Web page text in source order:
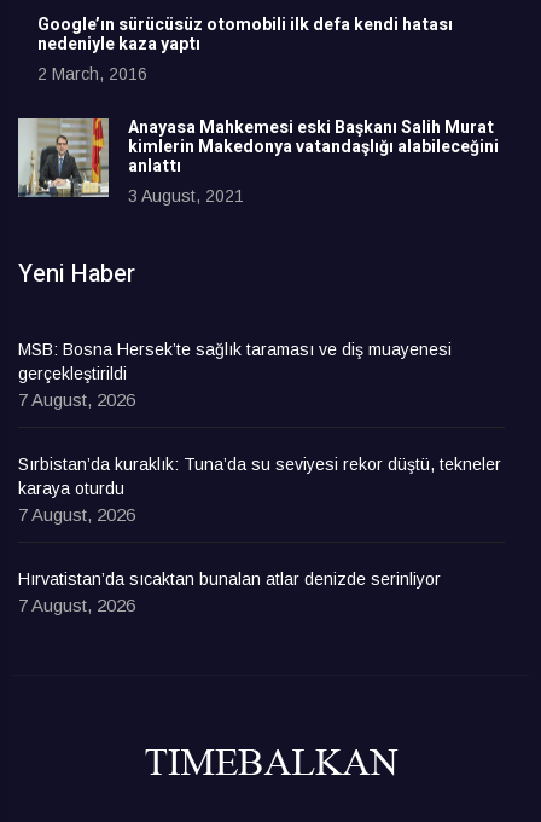
Google’ın sürücüsüz otomobili ilk defa kendi hatası
nedeniyle kaza yaptı
2 March, 2016
Anayasa Mahkemesi eski Başkanı Salih Murat
kimlerin Makedonya vatandaşlığı alabileceğini
anlattı
3 August, 2021
Yeni Haber
MSB: Bosna Hersek’te sağlık taraması ve diş muayenesi
gerçekleştirildi
7 August, 2026
Sırbistan’da kuraklık: Tuna’da su seviyesi rekor düştü, tekneler
karaya oturdu
7 August, 2026
Hırvatistan’da sıcaktan bunalan atlar denizde serinliyor
7 August, 2026